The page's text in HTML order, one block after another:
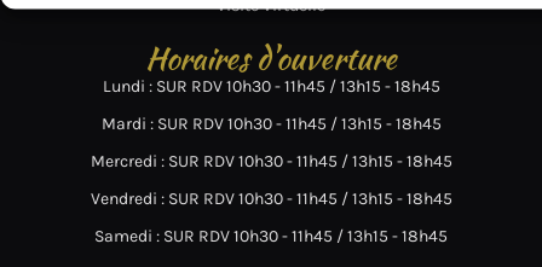
Visite Virtuelle
Horaires d'ouverture
Lundi : SUR RDV 10h30 - 11h45 / 13h15 - 18h45
Mardi : SUR RDV 10h30 - 11h45 / 13h15 - 18h45
Mercredi : SUR RDV 10h30 - 11h45 / 13h15 - 18h45
Vendredi : SUR RDV 10h30 - 11h45 / 13h15 - 18h45
Samedi : SUR RDV 10h30 - 11h45 / 13h15 - 18h45